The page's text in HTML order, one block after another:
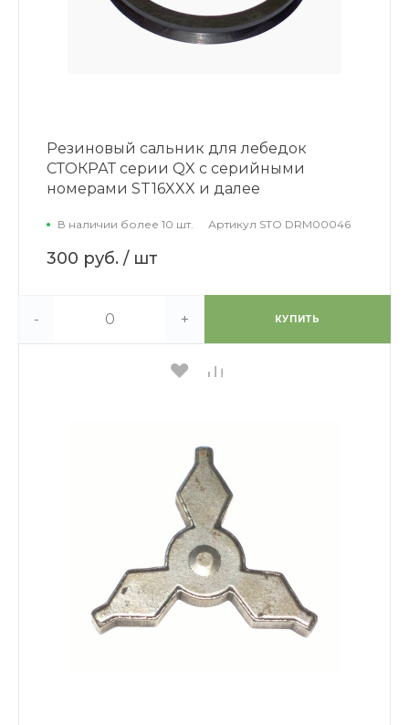
Резиновый сальник для лебедок
СТОКРАТ серии QX с серийными
номерами ST16XXX и далее
В наличии более 10 шт. Артикул STO DRM00046
300 руб. / шт
- + КУПИТЬ